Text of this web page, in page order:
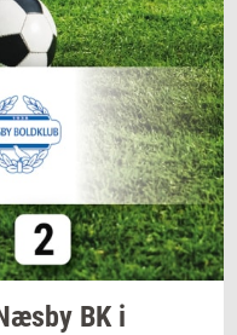
BK i